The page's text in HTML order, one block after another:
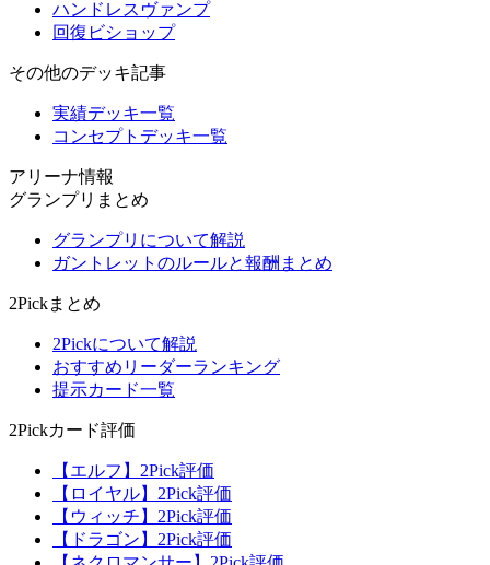
ハンドレスヴァンプ
回復ビショップ
その他のデッキ記事
実績デッキ一覧
コンセプトデッキ一覧
アリーナ情報
グランプリまとめ
グランプリについて解説
ガントレットのルールと報酬まとめ
2Pickまとめ
2Pickについて解説
おすすめリーダーランキング
提示カード一覧
2Pickカード評価
【エルフ】2Pick評価
【ロイヤル】2Pick評価
【ウィッチ】2Pick評価
【ドラゴン】2Pick評価